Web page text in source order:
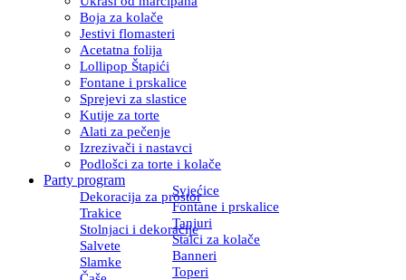
Boja za kolače
Jestivi flomasteri
Acetatna folija
Lollipop Štapići
Fontane i prskalice
Sprejevi za slastice
Kutije za torte
Alati za pečenje
Izrezivači i nastavci
Podlošci za torte i kolače
Party program
Dekoracija za prostor
Svjećice
Trakice
Fontane i prskalice
Stolnjaci i dekoracije
Tanjuri
Salvete
Stalci za kolače
Slamke
Banneri
Toperi